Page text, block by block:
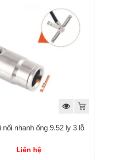
nối nhanh ống 9.52 ly 3 lỗ
Liên hệ